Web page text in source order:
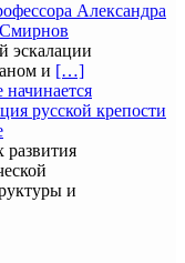
Александра
эскалации
и […]
русской крепости
развития
и